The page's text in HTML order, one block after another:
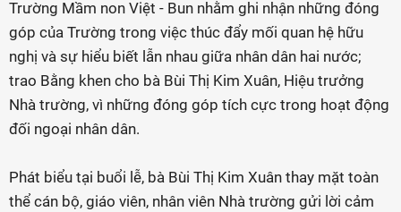
Trường Mầm non Việt - Bun nhằm ghi nhận những đóng
góp của Trường trong việc thúc đẩy mối quan hệ hữu
nghị và sự hiểu biết lẫn nhau giữa nhân dân hai nước;
trao Bằng khen cho bà Bùi Thị Kim Xuân, Hiệu trưởng
Nhà trường, vì những đóng góp tích cực trong hoạt động
đối ngoại nhân dân.
Phát biểu tại buổi lễ, bà Bùi Thị Kim Xuân thay mặt toàn
thể cán bộ, giáo viên, nhân viên Nhà trường gửi lời cảm